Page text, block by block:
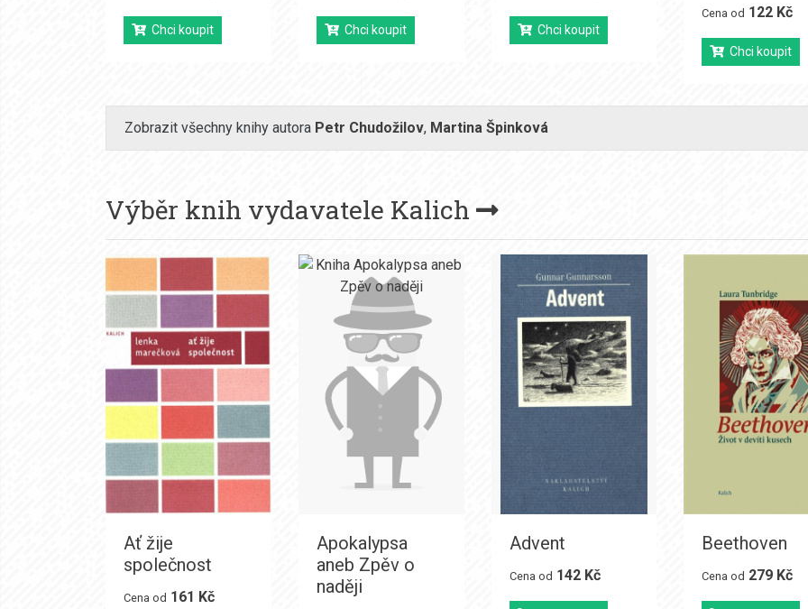
Chci koupit Chci koupit Chci koupit
Cena od 122 Kč
Chci koupit
Zobrazit všechny knihy autora Petr Chudožilov, Martina Špinková
Výběr knih vydavatele Kalich
Ať žije
společnost
Cena od 161 Kč
Apokalypsa
aneb Zpěv o
naději
Advent
Cena od 142 Kč
Beethoven
Cena od 279 Kč